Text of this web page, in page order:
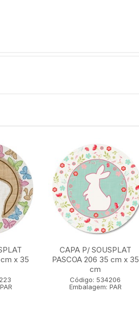
x 35
CAPA P/ SOUSPLAT
PASCOA 206 35 cm x 35
cm
Código: 534206
Embalagem: PAR